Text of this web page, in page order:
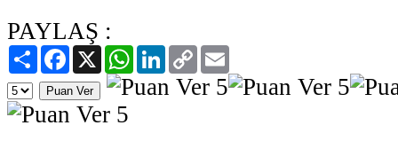
PAYLAŞ :
PaylaşFacebook
X WhatsAppLinkedIn
Copy
Link